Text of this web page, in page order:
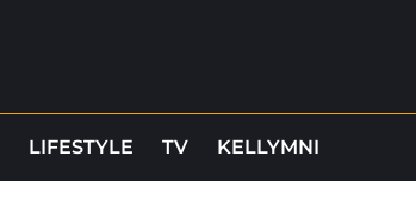
LIFESTYLE TV KELLYMNI